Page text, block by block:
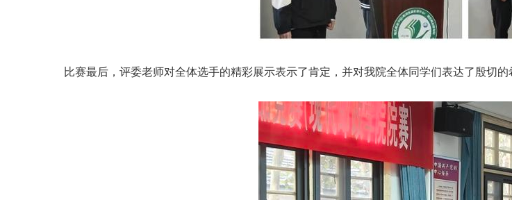
比赛最后，评委老师对全体选手的精彩展示表示了肯定，并对我院全体同学们表达了殷切